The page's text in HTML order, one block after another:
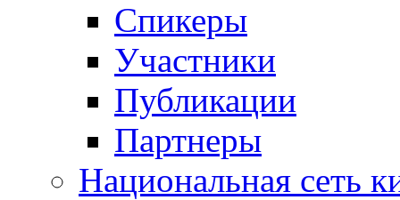
Спикеры
Участники
Публикации
Партнеры
Национальная сеть